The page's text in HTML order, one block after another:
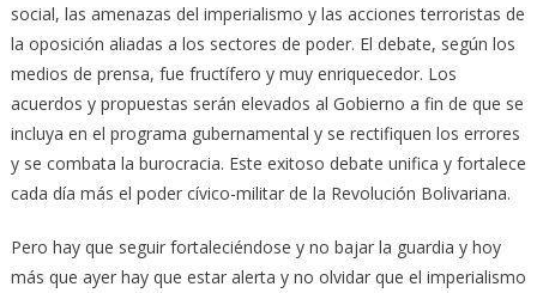
social, las amenazas del imperialismo y las acciones terroristas de
la oposición aliadas a los sectores de poder. El debate, según los
medios de prensa, fue fructífero y muy enriquecedor. Los
acuerdos y propuestas serán elevados al Gobierno a fin de que se
incluya en el programa gubernamental y se rectifiquen los errores
y se combata la burocracia. Este exitoso debate unifica y fortalece
cada día más el poder cívico-militar de la Revolución Bolivariana.
Pero hay que seguir fortaleciéndose y no bajar la guardia y hoy
más que ayer hay que estar alerta y no olvidar que el imperialismo